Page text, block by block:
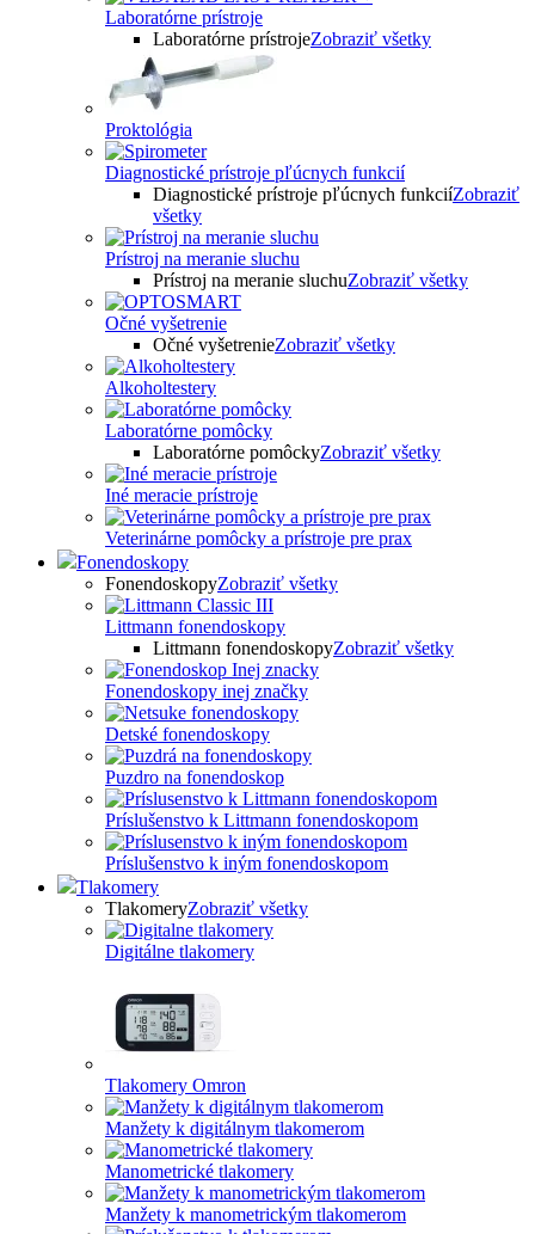
Laboratórne prístroje
Laboratórne prístrojeZobraziť všetky
Proktológia
Diagnostické prístroje pľúcnych funkcií
Diagnostické prístroje pľúcnych funkciíZobraziť
všetky
Prístroj na meranie sluchu
Prístroj na meranie sluchuZobraziť všetky
Očné vyšetrenie
Očné vyšetrenieZobraziť všetky
Alkoholtestery
Laboratórne pomôcky
Laboratórne pomôckyZobraziť všetky
Iné meracie prístroje
Veterinárne pomôcky a prístroje pre prax
Fonendoskopy
FonendoskopyZobraziť všetky
Littmann fonendoskopy
Littmann fonendoskopyZobraziť všetky
Fonendoskopy inej značky
Detské fonendoskopy
Puzdro na fonendoskop
Príslušenstvo k Littmann fonendoskopom
Príslušenstvo k iným fonendoskopom
Tlakomery
TlakomeryZobraziť všetky
Digitálne tlakomery
Tlakomery Omron
Manžety k digitálnym tlakomerom
Manometrické tlakomery
Manžety k manometrickým tlakomerom